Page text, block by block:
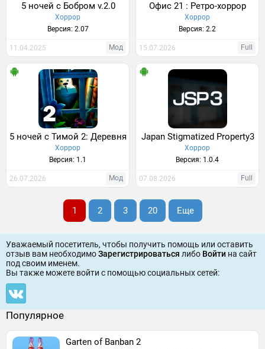
5 ночей с Бобром v.2.0
Хоррор
Версия: 2.07
11.04.2025 Мод
Офис 21 : Ретро-хоррор
Хоррор
Версия: 2.2
15.07.2026 Full
5 ночей с Тимой 2: Деревня
Хоррор
Версия: 1.1
26.07.2026 Мод
Japan Stigmatized Property3
Хоррор
Версия: 1.0.4
07.08.2026 Full
1 2 3 20 Еще
Уважаемый посетитель, чтобы получить помощь или оставить
отзыв вам необходимоЗарегистрироваться либо Войти на сайт
под своим именем.
Вы также можете войти c помощью социальных сетей:
Популярное
Garten of Banban 2